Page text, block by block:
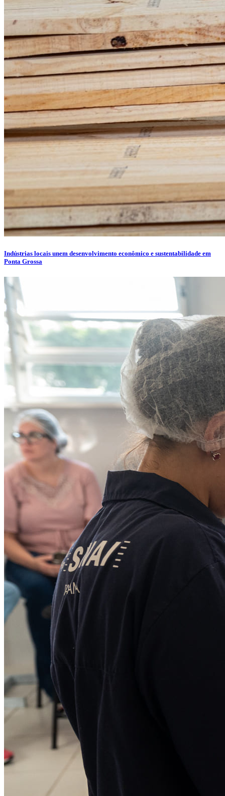
Indústrias locais unem desenvolvimento econômico e sustentabilidade em
Ponta Grossa